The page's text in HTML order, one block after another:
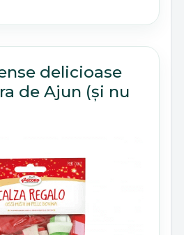
delicioase
de Ajun (și nu